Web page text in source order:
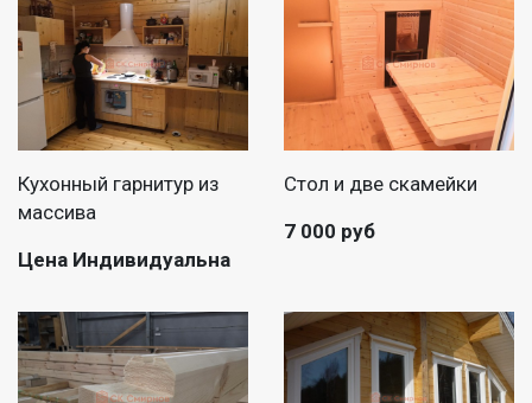
Кухонный гарнитур из
массива
Цена Индивидуальна
Стол и две скамейки
7 000 руб